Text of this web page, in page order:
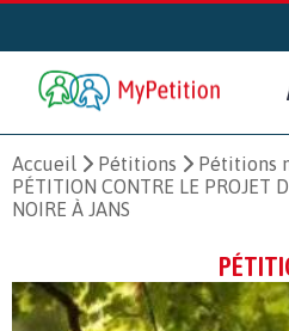
Accueil Pétitions
Pétitions
PÉTITION CONTRE LE PROJET
NOIRE À JANS